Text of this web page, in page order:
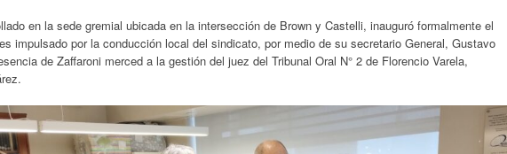
en la sede gremial ubicada en la intersección de Brown y Castelli, inauguró formalmente el
impulsado por la conducción local del sindicato, por medio de su secretario General, Gustavo
de Zaffaroni merced a la gestión del juez del Tribunal Oral N° 2 de Florencio Varela,